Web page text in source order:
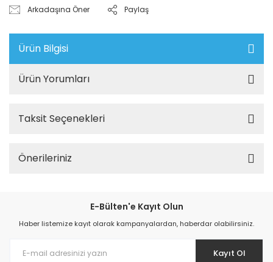
Arkadaşına Öner Paylaş
Ürün Bilgisi
Ürün Yorumları
Taksit Seçenekleri
Önerileriniz
E-Bülten'e Kayıt Olun
Haber listemize kayıt olarak kampanyalardan, haberdar olabilirsiniz.
Kayıt Ol